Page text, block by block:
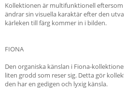
Kollektionen är multifunktionell eftersom
ändrar sin visuella karaktär efter den
kärleken till färg kommer in i bilden.
FIONA
Den organiska känslan i Fiona-
liten grodd som reser sig. Detta gör
den har en gedigen och lyxig känsla.